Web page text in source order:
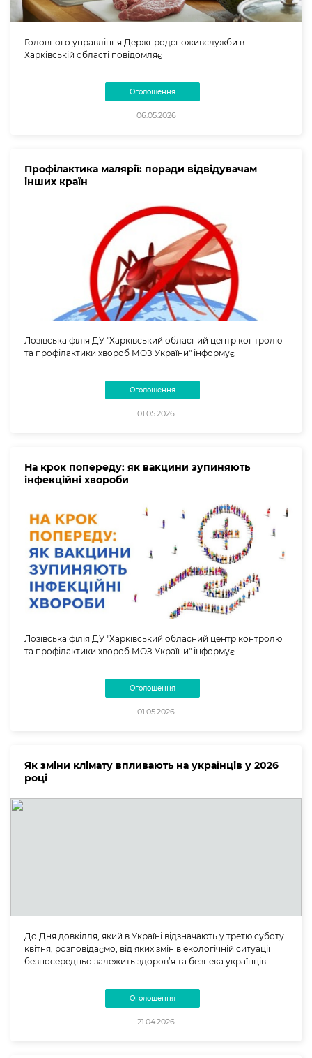
Головного управління Держпродспоживслужби в
Харківській області повідомляє
Оголошення
06.05.2026
Профілактика малярії: поради відвідувачам
інших країн
Лозівська філія ДУ "Харківський обласний центр контролю
та профілактики хвороб МОЗ України" інформує
Оголошення
01.05.2026
На крок попереду: як вакцини зупиняють
інфекційні хвороби
Лозівська філія ДУ "Харківський обласний центр контролю
та профілактики хвороб МОЗ України" інформує
Оголошення
01.05.2026
Як зміни клімату впливають на українців у 2026
році
До Дня довкілля, який в Україні відзначають у третю суботу
квітня, розповідаємо, від яких змін в екологічній ситуації
безпосередньо залежить здоров’я та безпека українців.
Оголошення
21.04.2026